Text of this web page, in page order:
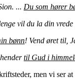
... Du som hører
vil du la din
bønn! Vend øret til,
til Gud i
men vi ser